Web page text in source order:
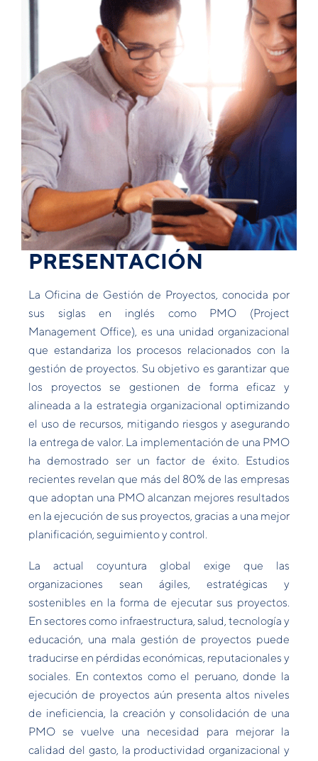
PRESENTACIÓN
La Oficina de Gestión de Proyectos, conocida por
sus siglas en inglés como PMO (Project
Management Office), es una unidad organizacional
que estandariza los procesos relacionados con la
gestión de proyectos. Su objetivo es garantizar que
los proyectos se gestionen de forma eficaz y
alineada a la estrategia organizacional optimizando
el uso de recursos, mitigando riesgos y asegurando
la entrega de valor. La implementación de una PMO
ha demostrado ser un factor de éxito. Estudios
recientes revelan que más del 80% de las empresas
que adoptan una PMO alcanzan mejores resultados
en la ejecución de sus proyectos, gracias a una mejor
planificación, seguimiento y control.
La actual coyuntura global exige que las
organizaciones sean ágiles, estratégicas y
sostenibles en la forma de ejecutar sus proyectos.
En sectores como infraestructura, salud, tecnología y
educación, una mala gestión de proyectos puede
traducirse en pérdidas económicas, reputacionales y
sociales. En contextos como el peruano, donde la
ejecución de proyectos aún presenta altos niveles
de ineficiencia, la creación y consolidación de una
PMO se vuelve una necesidad para mejorar la
calidad del gasto, la productividad organizacional y